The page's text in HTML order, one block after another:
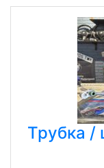
Трубка /